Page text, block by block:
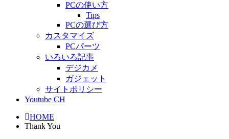
PCの使い方
Tips
PCの選び方
カスタマイズ
PCパーツ
いろいろ記事
デジカメ
ガジェット
サイトポリシー
Youtube CH
HOME
Thank You